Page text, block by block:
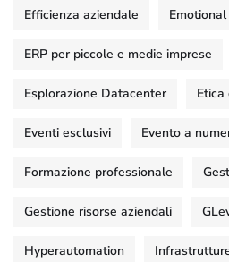
Efficienza aziendale Emotional
ERP per piccole e medie imprese
Esplorazione Datacenter Etica
Eventi esclusivi Evento a
Formazione professionale
Gestione risorse aziendali
Hyperautomation